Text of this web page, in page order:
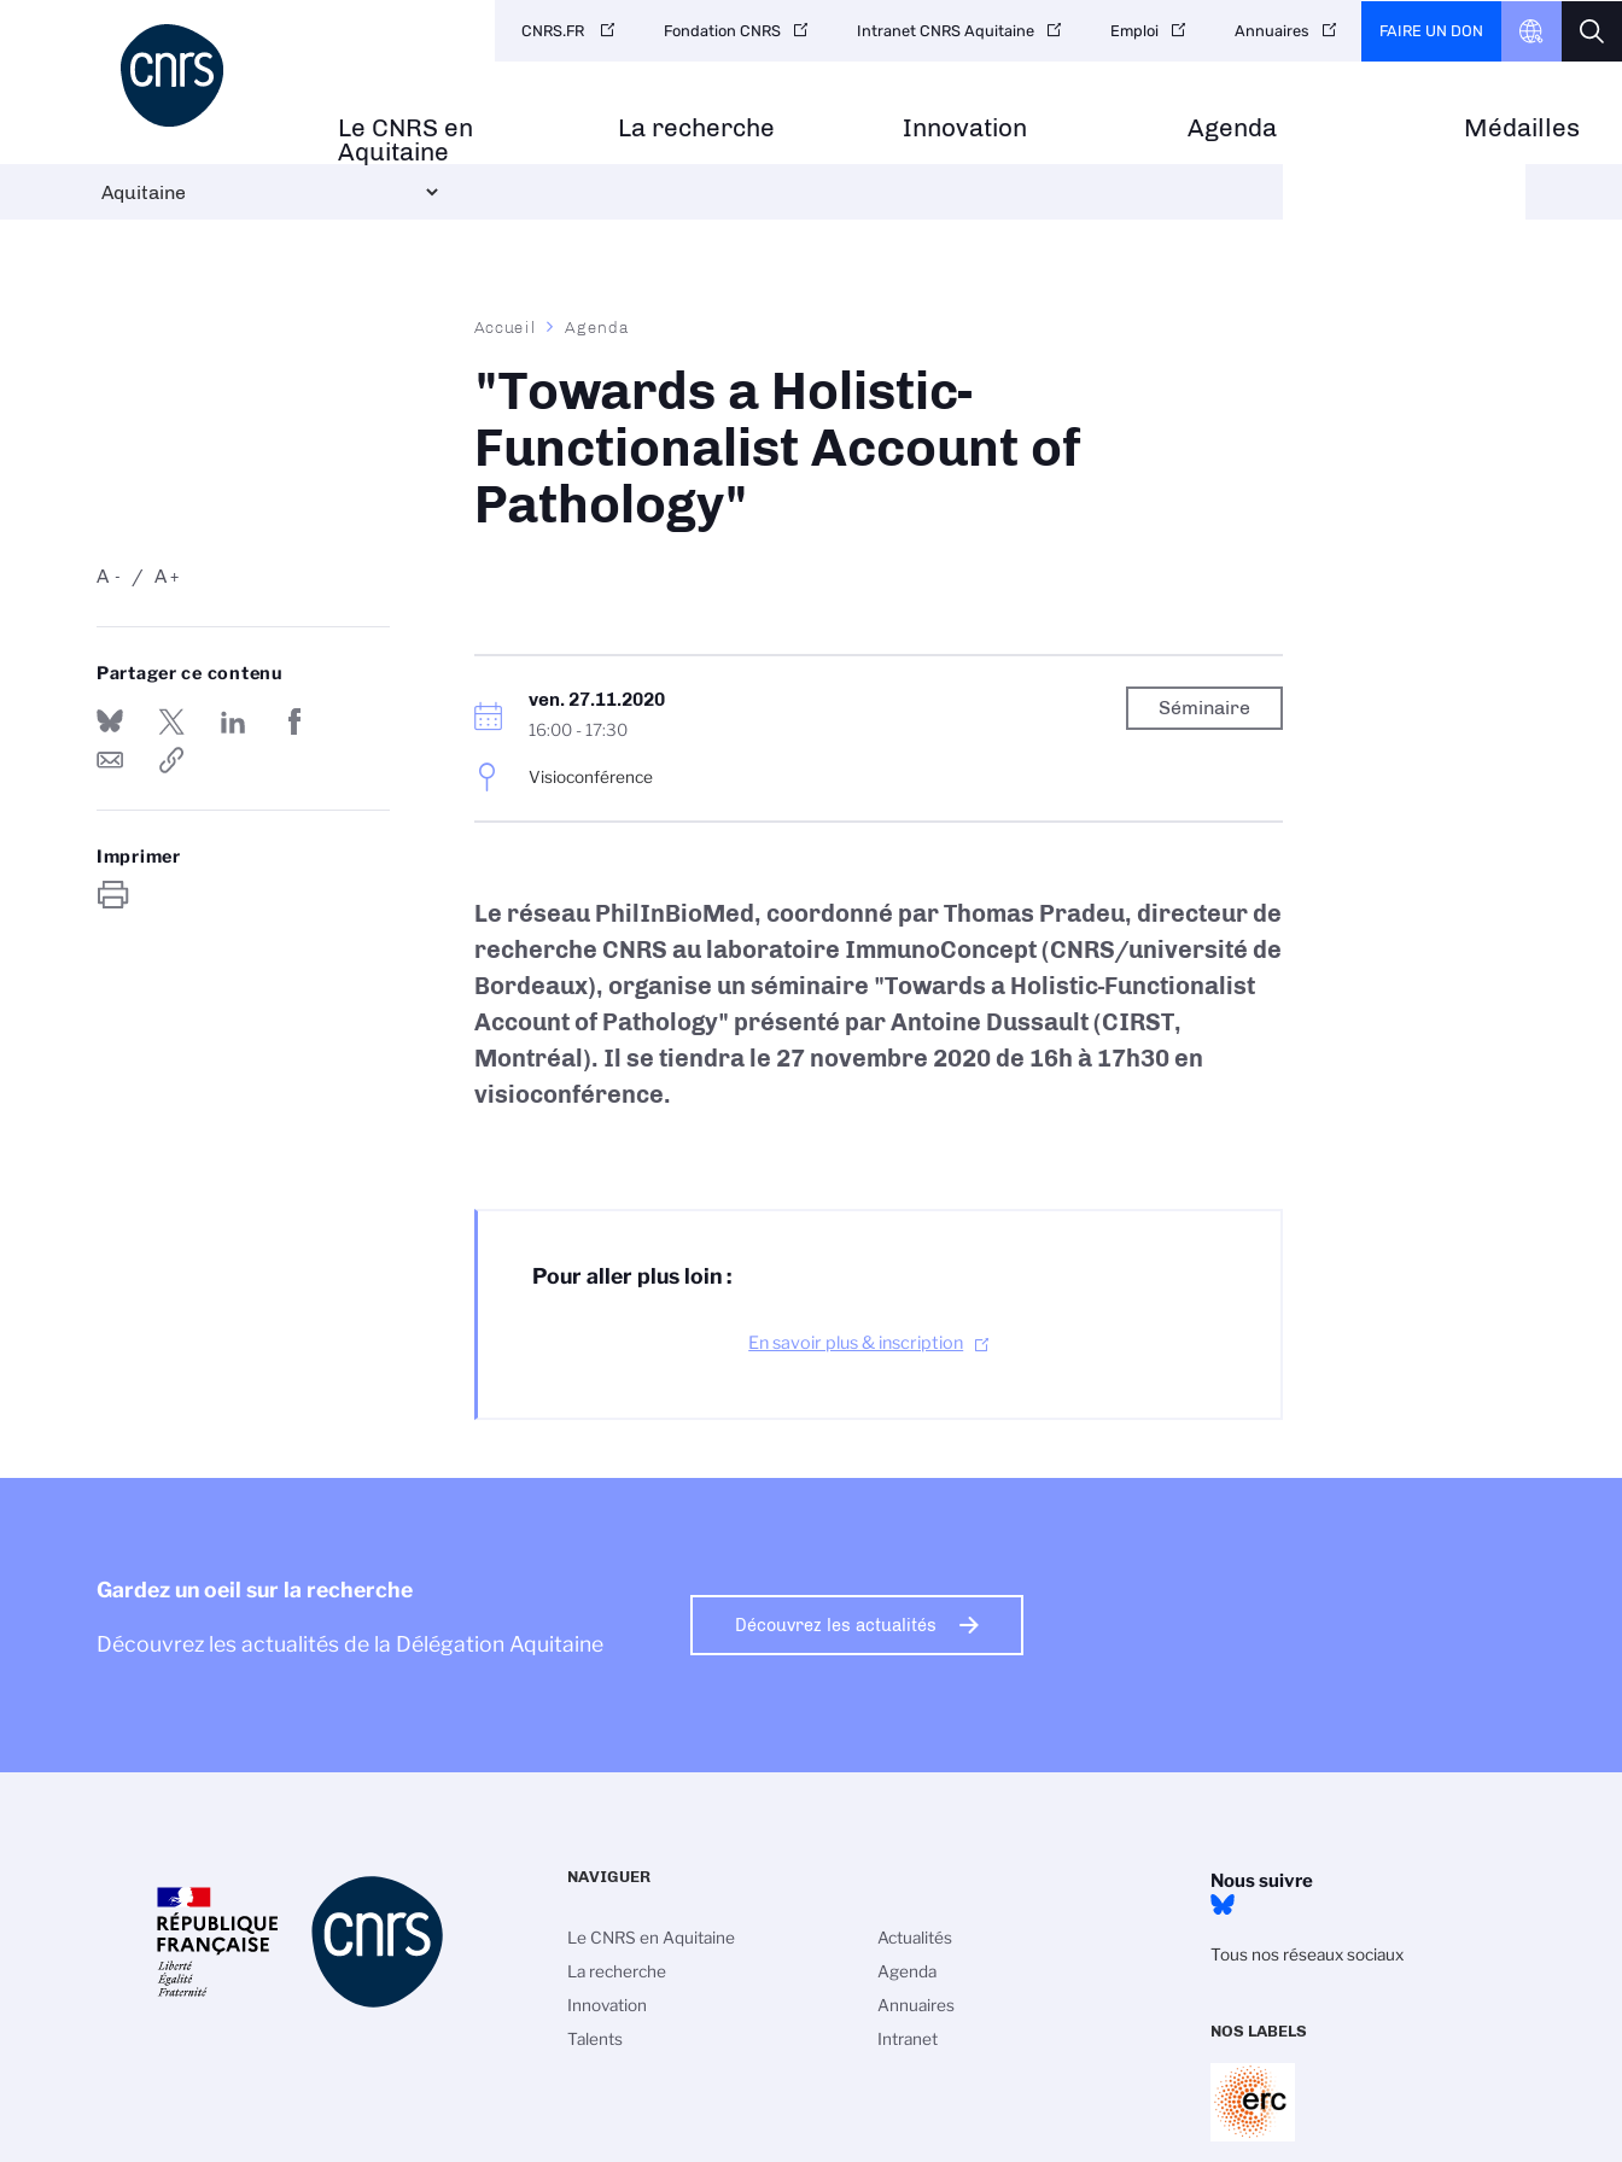
Navigation
principale
Le CNRS en
Aquitaine
La recherche Innovation Agenda Médailles
secondaire
CNRS.FR Fondation CNRS Intranet CNRS Aquitaine Emploi Annuaires FAIRE UN DON
-
A +
A
Partager ce contenu
Imprimer
Fil
Accueil Agenda
"Towards a Holistic-
Functionalist Account of
Pathology"
ven. 27.11.2020
16:00 -17:30
Visioconférence
Séminaire
Le réseau PhilInBioMed, coordonné par Thomas Pradeu, directeur de
recherche CNRS au laboratoire ImmunoConcept (CNRS/université de
Bordeaux), organise un séminaire "Towards a Holistic-Functionalist
Account of Pathology" présenté par Antoine Dussault (CIRST,
Montréal). Il se tiendra le 27 novembre 2020 de 16h à 17h30 en
visioconférence.
Pour aller plus loin :
En savoir plus & inscription
Gardez un oeil sur la recherche
Découvrez les actualités de la Délégation Aquitaine
Découvrez les actualités
Nous suivre
Tous nos réseaux sociaux
NOS LABELS
NAVIGUER
Le CNRS en Aquitaine
La recherche
Innovation
Talents
Actualités
Agenda
Annuaires
Intranet